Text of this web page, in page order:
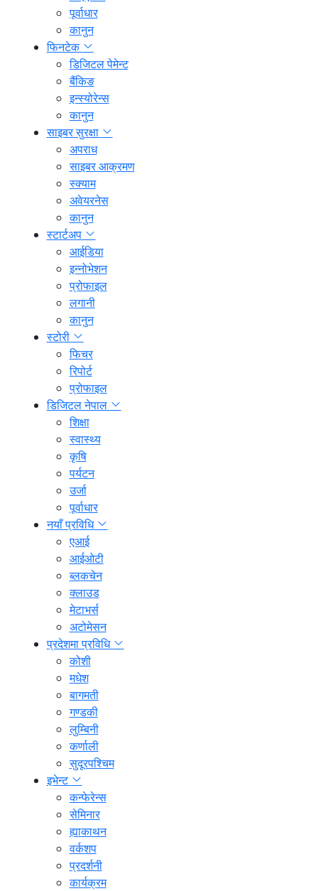
पूर्वाधार
कानुन
फिनटेक
डिजिटल पेमेन्ट
बैंकिङ
इन्स्योरेन्स
कानुन
साइबर सुरक्षा
अपराध
साइबर आक्रमण
स्क्याम
अवेयरनेस
कानुन
स्टार्टअप
आईडिया
इन्नोभेशन
प्रोफाइल
लगानी
कानुन
स्टोरी
फिचर
रिपोर्ट
प्रोफाइल
डिजिटल नेपाल
शिक्षा
स्वास्थ्य
कृषि
पर्यटन
उर्जा
पूर्वाधार
नयाँ प्रविधि
एआई
आईओटी
ब्लकचेन
क्लाउड
मेटाभर्स
अटोमेसन
प्रदेशमा प्रविधि
कोशी
मधेश
बागमती
गण्डकी
लुम्बिनी
कर्णाली
सुदूरपश्चिम
इभेन्ट
कन्फेरेन्स
सेमिनार
ह्याकाथन
वर्कशप
प्रदर्शनी
कार्यक्रम